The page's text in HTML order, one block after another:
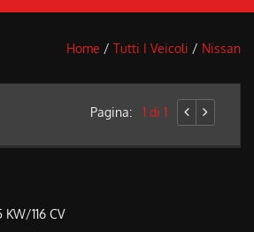
Home / Tutti I Veicoli / Nissan
Pagina: 1 di 1
KW/116 CV